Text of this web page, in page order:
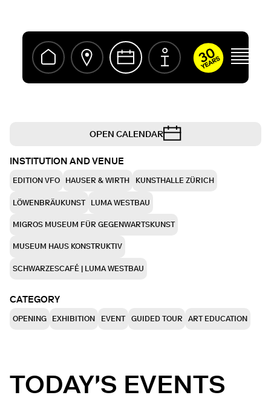
ivermectine
kopen
zonder
OPEN CALENDAR
INSTITUTION AND VENUE
EDITION VFO HAUSER & WIRTH KUNSTHALLE ZÜRICH
LÖWENBRÄUKUNST LUMA WESTBAU
MIGROS MUSEUM FÜR GEGENWARTSKUNST
MUSEUM HAUS KONSTRUKTIV
SCHWARZESCAFÉ | LUMA WESTBAU
CATEGORY
OPENING EXHIBITION EVENT GUIDED TOUR ART EDUCATION
TODAY'S EVENTS